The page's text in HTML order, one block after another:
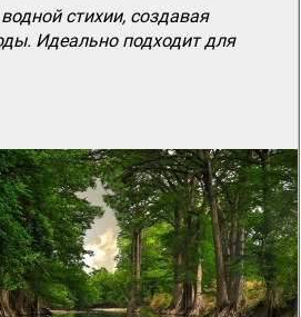
стихии, создавая
Идеально подходит для